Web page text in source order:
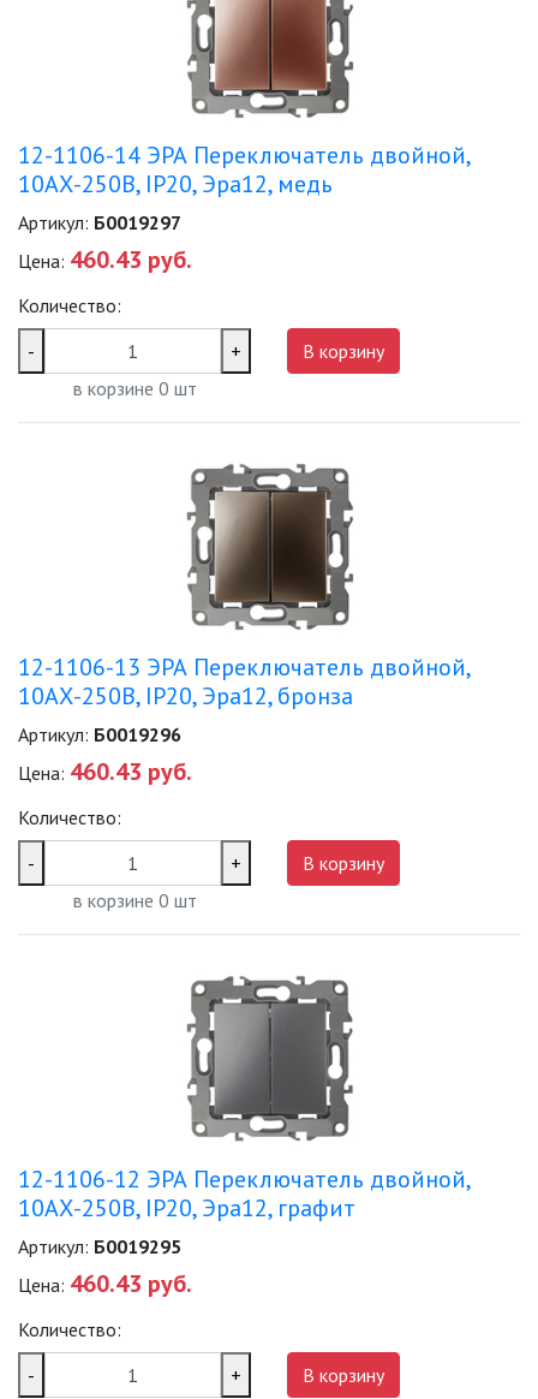
12-1106-14 ЭРА Переключатель двойной,
10АХ-250В, IP20, Эра12, медь
Артикул: Б0019297
Цена: 460.43 руб.
Количество:
-
+
в корзине 0 шт
В корзину
12-1106-13 ЭРА Переключатель двойной,
10АХ-250В, IP20, Эра12, бронза
Артикул: Б0019296
Цена: 460.43 руб.
Количество:
-
+
в корзине 0 шт
В корзину
12-1106-12 ЭРА Переключатель двойной,
10АХ-250В, IP20, Эра12, графит
Артикул: Б0019295
Цена: 460.43 руб.
Количество:
-
+
В корзину